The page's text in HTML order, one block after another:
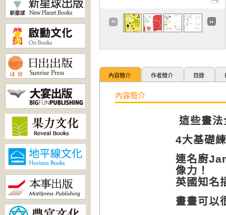
內容簡介 作者簡介 目錄
內容簡介
這些畫
4大基礎
連名廚
像力！
英國知名
畫畫可以